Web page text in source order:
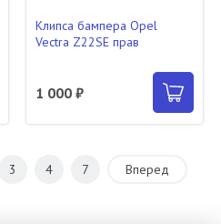
Клипса бампера Opel
Vectra Z22SE прав
1 000 ₽
3 4 7 Вперед